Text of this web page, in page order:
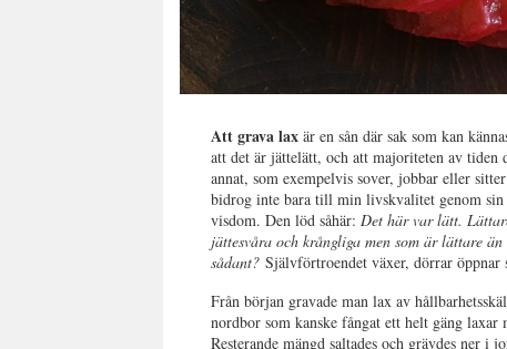
Att grava lax är en sån där sak som kan
att det är jättelätt, och att majoriteten av tiden
annat, som exempelvis sover, jobbar eller
bidrog inte bara till min livskvalitet genom sin
visdom. Den löd såhär: Det här var lätt.
jättesvåra och krångliga men som är lättare
sådant?Självförtroendet växer, dörrar
Från början gravade man lax av
nordbor som kanske fångat ett helt gäng
Resterande mängd saltades och grävdes ner i